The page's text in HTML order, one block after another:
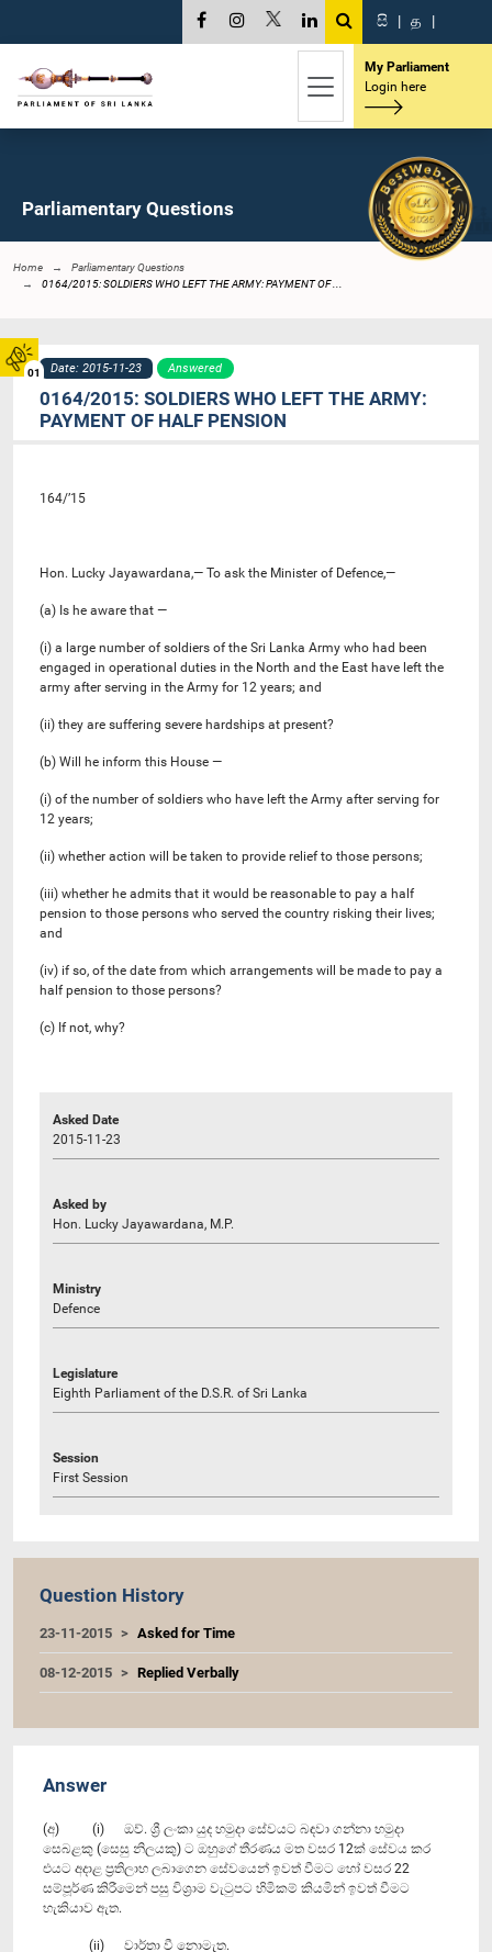
01
සි | த |
My Parliament
Login here
Parliamentary Questions
Home
Parliamentary Questions
0164/2015: SOLDIERS WHO LEFT THE ARMY: PAYMENT OF ...
Date: 2015-11-23 Answered
0164/2015: SOLDIERS WHO LEFT THE ARMY:
PAYMENT OF HALF PENSION
164/’15
Hon. Lucky Jayawardana,— To ask the Minister of Defence,—
(a) Is he aware that —
(i) a large number of soldiers of the Sri Lanka Army who had been
engaged in operational duties in the North and the East have left the
army after serving in the Army for 12 years; and
(ii) they are suffering severe hardships at present?
(b) Will he inform this House —
(i) of the number of soldiers who have left the Army after serving for
12 years;
(ii) whether action will be taken to provide relief to those persons;
(iii) whether he admits that it would be reasonable to pay a half
pension to those persons who served the country risking their lives;
and
(iv) if so, of the date from which arrangements will be made to pay a
half pension to those persons?
(c) If not, why?
Asked Date
2015-11-23
Asked by
Hon. Lucky Jayawardana, M.P.
Ministry
Defence
Legislature
Eighth Parliament of the D.S.R. of Sri Lanka
Session
First Session
Question History
23-11-2015 Asked for Time
08-12-2015 Replied Verbally
Answer
(අ) (i) ඔව්. ශ්‍රී ලංකා යුද හමුදා සේවයට බඳවා ගන්නා හමුදා
සෙබළකු (සෙසු නිලයකු) ට ඔහුගේ තීරණය මත වසර 12ක් සේවය කර
එයට අදාළ ප්‍රතිලාභ ලබාගෙන සේවයෙන් ඉවත් වීමට හෝ වසර 22
සම්පූර්ණ කිරීමෙන් පසු විශ්‍රාම වැටුපට හිමිකම් කියමින් ඉවත් වීමට
හැකියාව ඇත.
(ii) වාර්තා වී නොමැත.